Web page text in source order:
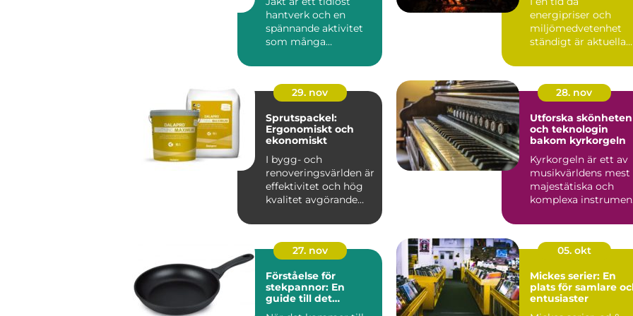
hantverk och en
spännande aktivitet
som många
energipriser och
miljömedvetenhet
ständigt är aktuella
29. nov
Sprutspackel:
Ergonomiskt och
ekonomiskt
I bygg- och
renoveringsvärlden är
effektivitet och hög
kvalitet avgörande
28. nov
Utforska skönheten
och teknologin
bakom kyrkorgeln
Kyrkorgeln är ett av
musikvärldens mest
majestätiska och
komplexa
27. nov
Förståelse för
stekpannor: En
guide till det
05. okt
Mickes serier: En
plats för samlare
entusiaster